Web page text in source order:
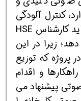
کنترل آلودگی
صوتی به صورت شدید انجام شده و باید کارشناس HSE
زیرا در این
پروژه که توزیع
و اقدام
پیشنهاد می